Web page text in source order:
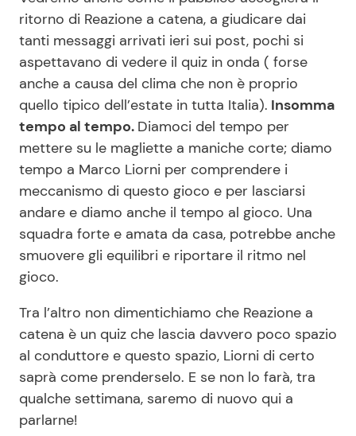
ritorno di Reazione a catena, a giudicare dai
tanti messaggi arrivati ieri sui post, pochi si
aspettavano di vedere il quiz in onda ( forse
anche a causa del clima che non è proprio
quello tipico dell’estate in tutta Italia). Insomma
tempo al tempo. Diamoci del tempo per
mettere su le magliette a maniche corte; diamo
tempo a Marco Liorni per comprendere i
meccanismo di questo gioco e per lasciarsi
andare e diamo anche il tempo al gioco. Una
squadra forte e amata da casa, potrebbe anche
smuovere gli equilibri e riportare il ritmo nel
gioco.
Tra l’altro non dimentichiamo che Reazione a
catena è un quiz che lascia davvero poco spazio
al conduttore e questo spazio, Liorni di certo
saprà come prenderselo. E se non lo farà, tra
qualche settimana, saremo di nuovo qui a
parlarne!